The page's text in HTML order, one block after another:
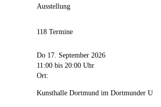
Ausstellung
118 Termine
Do 17. September 2026
11:00 bis 20:00 Uhr
Ort:
Kunsthalle Dortmund im Dortmunder U